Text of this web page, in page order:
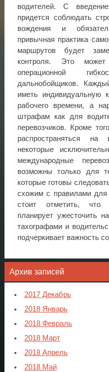
водителей. С
придется соблюдать
вождения и
привычная практика
маршрутов будет
контроля. Это
операционной
дальнобойщиков.
иметь индивидуальную
рабочего времени, а
штрафам как для
перевозчиков. Кроме
распространяться на
некоторые
международные
возможны только для
которые готовы
схожим с правилами для
стоит отметить, что
планирует ужесточить
тахографами и
подчеркивает важность
Архив записей
2017 Декабрь
2018 Январь
2018 Февраль
2018 Март
2018 Апрель
2018 Май